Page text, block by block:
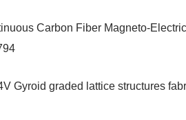
Carbon Fiber Magneto‐Electric
Gyroid graded lattice structures